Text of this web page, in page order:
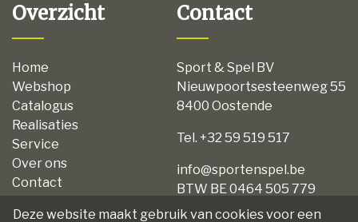
Overzicht
Home
Webshop
Catalogus
Realisaties
Service
Over ons
Contact
Contact
Sport & Spel BV
Nieuwpoortsesteenweg 55
8400 Oostende
Tel. +32 59 519 517
info@sportenspel.be
BTW BE 0464 505 779
Deze website maakt gebruik van cookies voor een